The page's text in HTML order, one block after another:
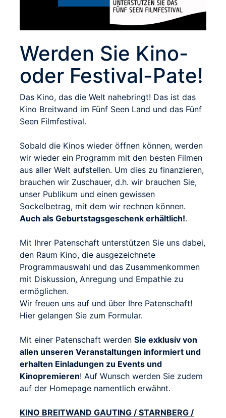
Werden Sie Kino-
oder Festival-Pate!
Das Kino, das die Welt nahebringt! Das ist das
Kino Breitwand im Fünf Seen Land und das Fünf
Seen Filmfestival.
Sobald die Kinos wieder öffnen können, werden
wir wieder ein Programm mit den besten Filmen
aus aller Welt aufstellen. Um dies zu finanzieren,
brauchen wir Zuschauer, d.h. wir brauchen Sie,
unser Publikum und einen gewissen
Sockelbetrag, mit dem wir rechnen können.
Auch als Geburtstagsgeschenk erhältlich!.
Mit Ihrer Patenschaft unterstützen Sie uns dabei,
den Raum Kino, die ausgezeichnete
Programmauswahl und das Zusammenkommen
mit Diskussion, Anregung und Empathie zu
ermöglichen.
Wir freuen uns auf und über Ihre Patenschaft!
Hier gelangen Sie zum Formular.
Mit einer Patenschaft werden Sie exklusiv von
allen unseren Veranstaltungen informiert und
erhalten Einladungen zu Events und
Kinopremieren! Auf Wunsch werden Sie zudem
auf der Homepage namentlich erwähnt.
KINO BREITWAND GAUTING / STARNBERG /